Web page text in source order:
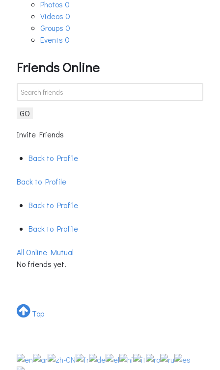
Photos 0
Videos 0
Groups 0
Events 0
Friends Online
GO
Invite Friends
Back to Profile
Back to Profile
Back to Profile
Back to Profile
All Online Mutual
No friends yet.
Top